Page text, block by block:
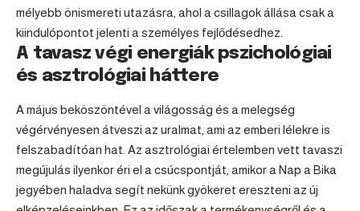
mélyebb önismereti utazásra, ahol a csillagok állása csak a
kiindulópontot jelenti a személyes fejlődésedhez.
A tavasz végi energiák pszichológiai
és asztrológiai háttere
A május beköszöntével a világosság és a melegség
végérvényesen átveszi az uralmat, ami az emberi lélekre is
felszabadítóan hat. Az asztrológiai értelemben vett tavaszi
megújulás ilyenkor éri el a csúcspontját, amikor a Nap a Bika
jegyében haladva segít nekünk gyökeret ereszteni az új